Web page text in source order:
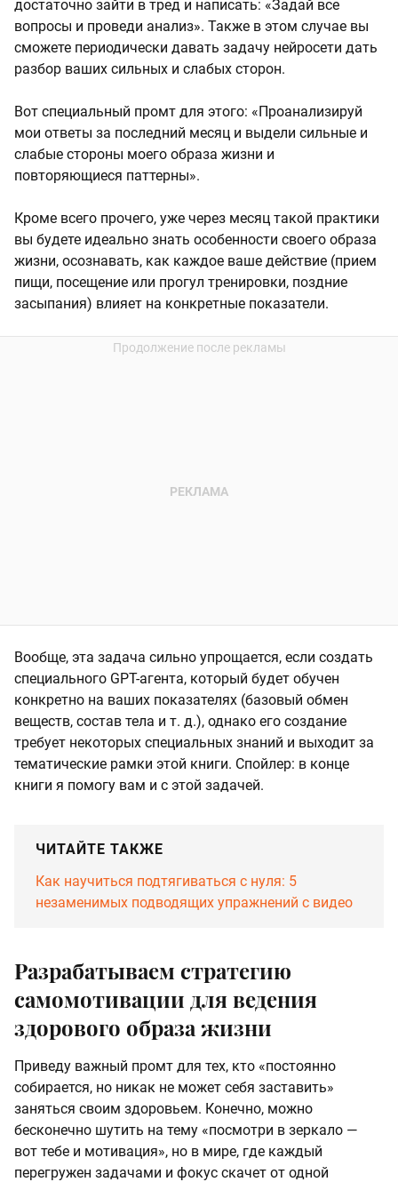
достаточно зайти в тред и написать: «Задай все
вопросы и проведи анализ». Также в этом случае вы
сможете периодически давать задачу нейросети дать
разбор ваших сильных и слабых сторон.
Вот специальный промт для этого: «Проанализируй
мои ответы за последний месяц и выдели сильные и
слабые стороны моего образа жизни и
повторяющиеся паттерны».
Кроме всего прочего, уже через месяц такой практики
вы будете идеально знать особенности своего образа
жизни, осознавать, как каждое ваше действие (прием
пищи, посещение или прогул тренировки, поздние
засыпания) влияет на конкретные показатели.
Вообще, эта задача сильно упрощается, если создать
специального GPT-агента, который будет обучен
конкретно на ваших показателях (базовый обмен
веществ, состав тела и т. д.), однако его создание
требует некоторых специальных знаний и выходит за
тематические рамки этой книги. Спойлер: в конце
книги я помогу вам и с этой задачей.
ЧИТАЙТЕ ТАКЖЕ
Как научиться подтягиваться с нуля: 5
незаменимых подводящих упражнений с видео
Разрабатываем стратегию
самомотивации для ведения
здорового образа жизни
Приведу важный промт для тех, кто «постоянно
собирается, но никак не может себя заставить»
заняться своим здоровьем. Конечно, можно
бесконечно шутить на тему «посмотри в зеркало —
вот тебе и мотивация», но в мире, где каждый
перегружен задачами и фокус скачет от одной